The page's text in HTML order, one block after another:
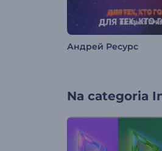
Андрей Ресурс
Na categoria